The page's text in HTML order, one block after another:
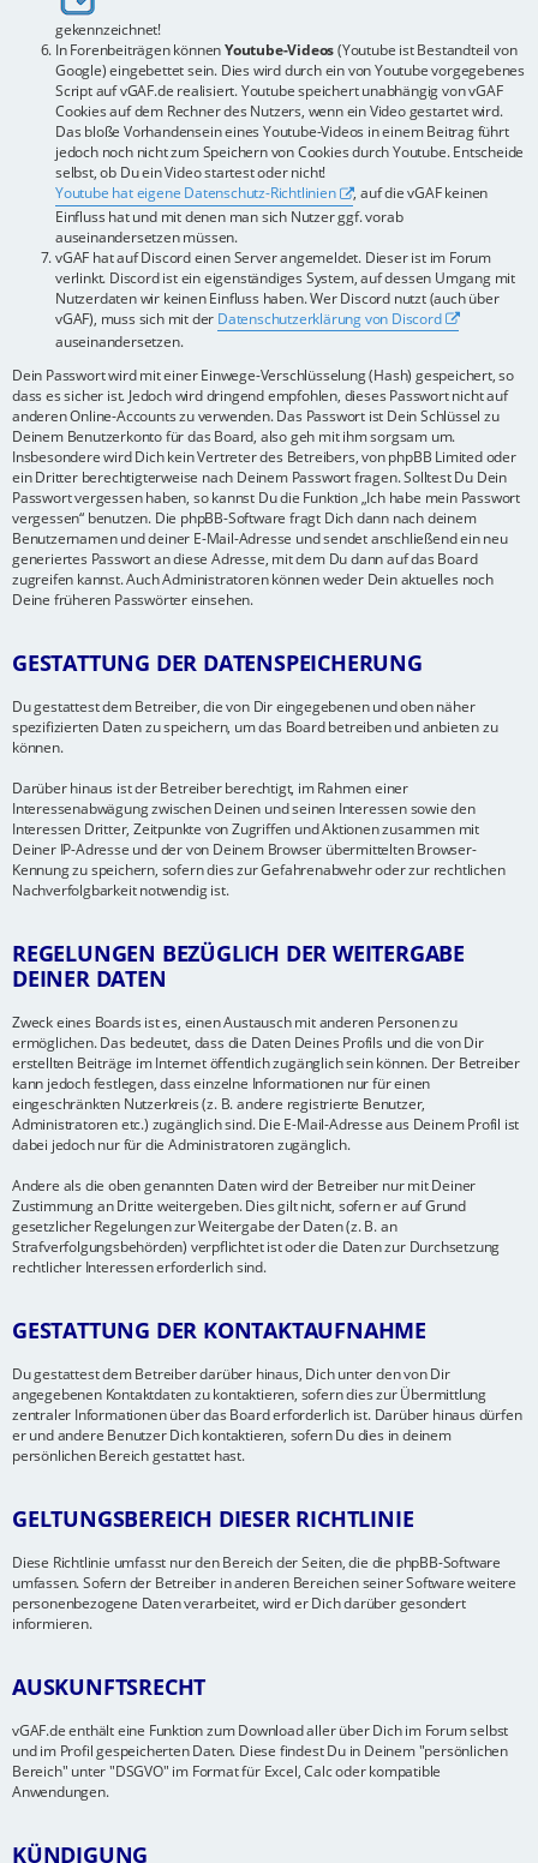
gekennzeichnet!
In Forenbeiträgen könnenYoutube-Videos(Youtube ist Bestandteil von
Google) eingebettet sein. Dies wird durch ein von Youtube vorgegebenes
Script auf vGAF.de realisiert. Youtube speichert unabhängig von vGAF
Cookies auf dem Rechner des Nutzers, wenn ein Video gestartet wird.
Das bloße Vorhandensein eines Youtube-Videos in einem Beitrag führt
jedoch noch nicht zum Speichern von Cookies durch Youtube. Entscheide
selbst, ob Du ein Video startest oder nicht!
Youtube hat eigene Datenschutz-Richtlinien
, auf die vGAF keinen
Einfluss hat und mit denen man sich Nutzer ggf. vorab
auseinandersetzen müssen.
vGAF hat auf Discord einen Server angemeldet. Dieser ist im Forum
verlinkt. Discord ist ein eigenständiges System, auf dessen Umgang mit
Nutzerdaten wir keinen Einfluss haben. Wer Discord nutzt (auch über
vGAF), muss sich mit der Datenschutzerklärung von Discord
auseinandersetzen.
Dein Passwort wird mit einer Einwege-Verschlüsselung (Hash) gespeichert, so
dass es sicher ist. Jedoch wird dringend empfohlen, dieses Passwort nicht auf
anderen Online-Accounts zu verwenden. Das Passwort ist Dein Schlüssel zu
Deinem Benutzerkonto für das Board, also geh mit ihm sorgsam um.
Insbesondere wird Dich kein Vertreter des Betreibers, von phpBB Limited oder
ein Dritter berechtigterweise nach Deinem Passwort fragen. Solltest Du Dein
Passwort vergessen haben, so kannst Du die Funktion „Ich habe mein Passwort
vergessen“ benutzen. Die phpBB-Software fragt Dich dann nach deinem
Benutzernamen und deiner E-Mail-Adresse und sendet anschließend ein neu
generiertes Passwort an diese Adresse, mit dem Du dann auf das Board
zugreifen kannst. Auch Administratoren können weder Dein aktuelles noch
Deine früheren Passwörter einsehen.
GESTATTUNG DER DATENSPEICHERUNG
Du gestattest dem Betreiber, die von Dir eingegebenen und oben näher
spezifizierten Daten zu speichern, um das Board betreiben und anbieten zu
können.
Darüber hinaus ist der Betreiber berechtigt, im Rahmen einer
Interessenabwägung zwischen Deinen und seinen Interessen sowie den
Interessen Dritter, Zeitpunkte von Zugriffen und Aktionen zusammen mit
Deiner IP-Adresse und der von Deinem Browser übermittelten Browser-
Kennung zu speichern, sofern dies zur Gefahrenabwehr oder zur rechtlichen
Nachverfolgbarkeit notwendig ist.
REGELUNGEN BEZÜGLICH DER WEITERGABE
DEINER DATEN
Zweck eines Boards ist es, einen Austausch mit anderen Personen zu
ermöglichen. Das bedeutet, dass die Daten Deines Profils und die von Dir
erstellten Beiträge im Internet öffentlich zugänglich sein können. Der Betreiber
kann jedoch festlegen, dass einzelne Informationen nur für einen
eingeschränkten Nutzerkreis (z. B. andere registrierte Benutzer,
Administratoren etc.) zugänglich sind. Die E-Mail-Adresse aus Deinem Profil ist
dabei jedoch nur für die Administratoren zugänglich.
Andere als die oben genannten Daten wird der Betreiber nur mit Deiner
Zustimmung an Dritte weitergeben. Dies gilt nicht, sofern er auf Grund
gesetzlicher Regelungen zur Weitergabe der Daten (z. B. an
Strafverfolgungsbehörden) verpflichtet ist oder die Daten zur Durchsetzung
rechtlicher Interessen erforderlich sind.
GESTATTUNG DER KONTAKTAUFNAHME
Du gestattest dem Betreiber darüber hinaus, Dich unter den von Dir
angegebenen Kontaktdaten zu kontaktieren, sofern dies zur Übermittlung
zentraler Informationen über das Board erforderlich ist. Darüber hinaus dürfen
er und andere Benutzer Dich kontaktieren, sofern Du dies in deinem
persönlichen Bereich gestattet hast.
GELTUNGSBEREICH DIESER RICHTLINIE
Diese Richtlinie umfasst nur den Bereich der Seiten, die die phpBB-Software
umfassen. Sofern der Betreiber in anderen Bereichen seiner Software weitere
personenbezogene Daten verarbeitet, wird er Dich darüber gesondert
informieren.
AUSKUNFTSRECHT
vGAF.de enthält eine Funktion zum Download aller über Dich im Forum selbst
und im Profil gespeicherten Daten. Diese findest Du in Deinem "persönlichen
Bereich" unter "DSGVO" im Format für Excel, Calc oder kompatible
Anwendungen.
KÜNDIGUNG